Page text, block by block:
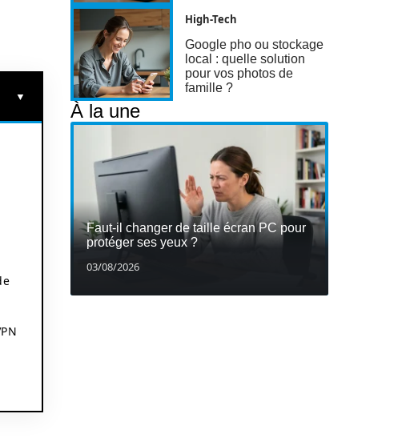
High-Tech
Google pho ou stockage
local : quelle solution
pour vos photos de
famille ?
À la une
Faut-il changer de taille écran PC pour
protéger ses yeux ?
03/08/2026